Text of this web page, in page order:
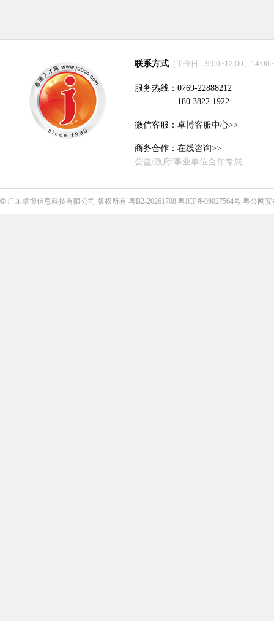
联系方式 （工作日：9:00~12:00、
服务热线：0769-22888212
180 3822 1922
微信客服： 卓博客服中心>>
商务合作： 在线咨询>>
公益/政府/事业单位合作专属
© 广东卓博信息科技有限公司 版权所有 粤B2-20261708 粤ICP备09027564号 粤公网安